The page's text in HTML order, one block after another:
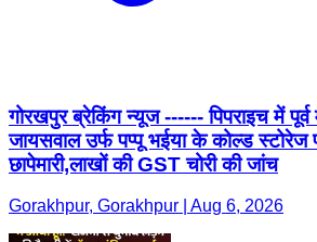
गोरखपुर ब्रेकिंग न्यूज ------ पिपराइच में पूर्व
जायसवाल उर्फ पप्पू भईया के कोल्ड स्टोरेज
छापेमारी,लाखों की GST चोरी की जांच
Gorakhpur, Gorakhpur | Aug 6, 2026